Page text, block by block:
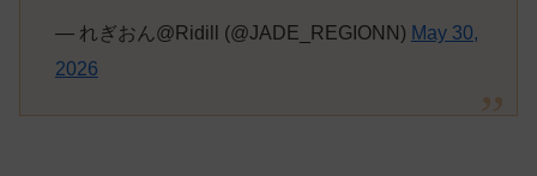
— れぎおん@Ridill (@JADE_REGIONN) May 30,
2026